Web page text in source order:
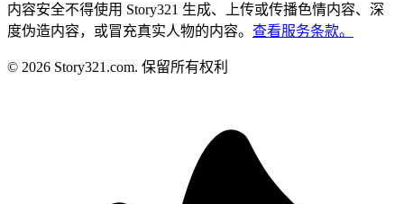
内容安全不得使用 Story321 生成、上传或传播色情内容、深
度伪造内容，或冒充真实人物的内容。 查看服务条款。
© 2026 Story321.com. 保留所有权利